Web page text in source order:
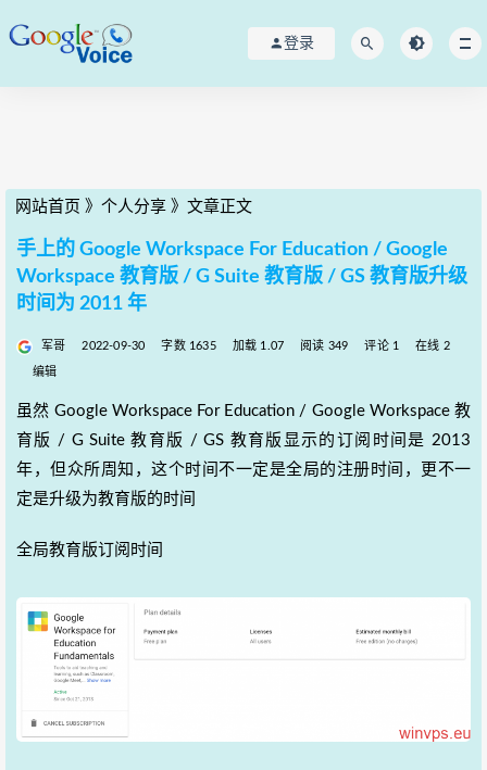
登录
网站首页 》 个人分享 》 文章正文
手上的 Google Workspace For Education / Google
Workspace 教育版 / G Suite 教育版 / GS 教育版升级
时间为 2011 年
军哥 2022-09-30 字数 1635 加载 1.07 阅读 349 评论 1 在线 2
编辑
虽然 Google Workspace For Education / Google Workspace 教
育版 / G Suite 教育版 / GS 教育版显示的订阅时间是 2013
年，但众所周知，这个时间不一定是全局的注册时间，更不一
定是升级为教育版的时间
全局教育版订阅时间